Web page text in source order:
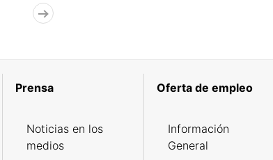
Prensa
Noticias en los
medios
Oferta de empleo
Información
General